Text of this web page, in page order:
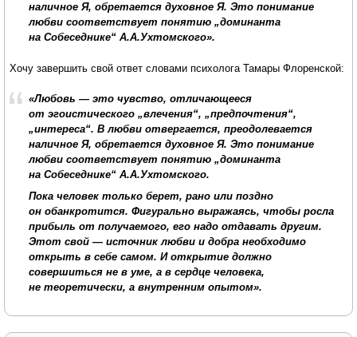
наличное Я, обретается духовное Я. Это понимание
любви соответствует понятию „доминанта
на Собеседнике“ А.А.Ухтомского».
Хочу завершить свой ответ словами психолога Тамары Флоренской:
«Любовь — это чувство, отличающееся
от эгоистического „влечения“, „предпочтения“,
„интереса“. В любви отвергается, преодолевается
наличное Я, обретаетсядуховное Я. Это понимание
любви соответствует понятию „доминанта
на Собеседнике“ А.А.Ухтомского.
Пока человек только берет, рано или поздно
он обанкротится. Фигурально выражаясь, чтобы росла
прибыль от получаемого, его надо отдавать другим.
Этот свой — источник любви и добра необходимо
открыть в себе самом. И открытие должно
совершиться не в уме, а в сердце человека,
не теоретически, а внутренним опытом».